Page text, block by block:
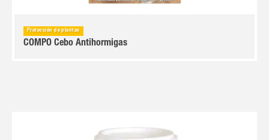
Protección de plantas
COMPO Cebo Antihormigas